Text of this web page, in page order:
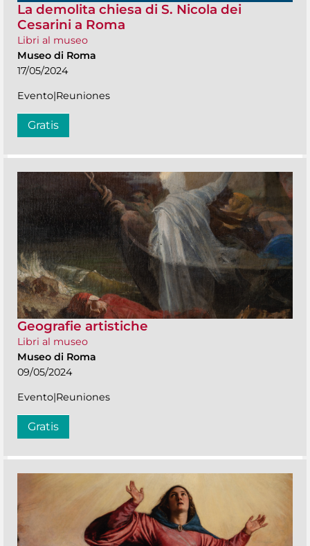
La demolita chiesa di S. Nicola dei
Cesarini a Roma
Libri al museo
Museo di Roma
17/05/2024
Evento|Reuniones
Gratis
Geografie artistiche
Libri al museo
Museo di Roma
09/05/2024
Evento|Reuniones
Gratis